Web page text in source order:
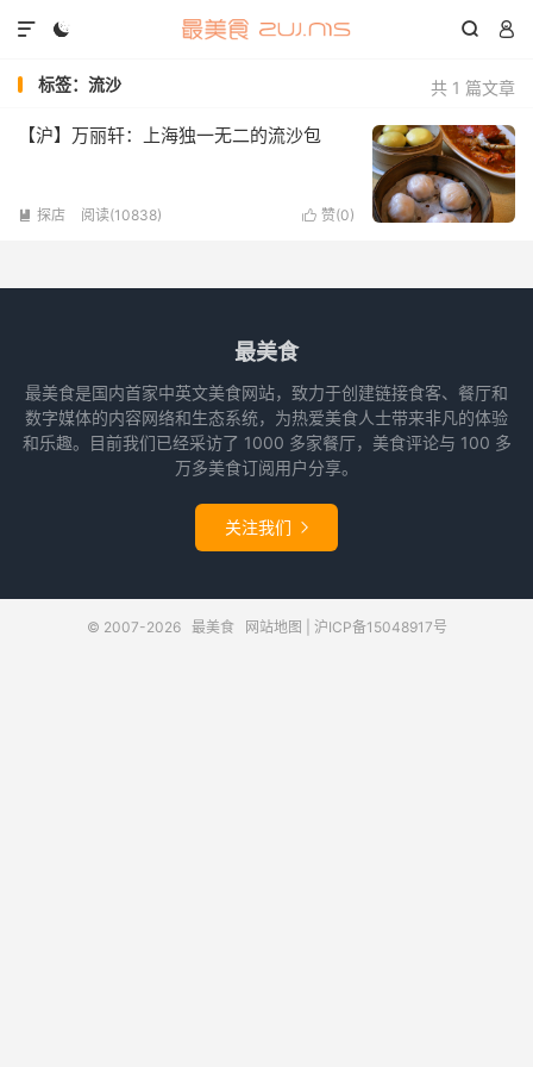
  

共 1 篇文章
标签：流沙
【沪】万丽轩：上海独一无二的流沙包
 赞(0)
 探店 阅读(10838)
最美食
最美食是国内首家中英文美食网站，致力于创建链接食客、餐厅和
数字媒体的内容网络和生态系统，为热爱美食人士带来非凡的体验
和乐趣。目前我们已经采访了 1000 多家餐厅，美食评论与 100 多
万多美食订阅用户分享。
关注我们 
© 2007-2026 最美食 网站地图 沪ICP备15048917号